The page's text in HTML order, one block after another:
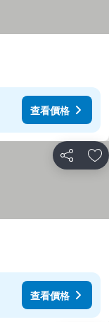
查看價格
分享 加
查看價格